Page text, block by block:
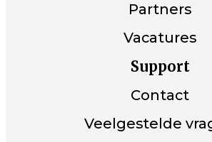
Partners
Vacatures
Support
Contact
Veelgestelde